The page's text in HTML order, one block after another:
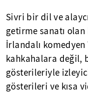
Sivri bir dil ve
getirme sanatı
İrlandalı
kahkahalara değil,
gösterileriyle
gösterileri ve kısa